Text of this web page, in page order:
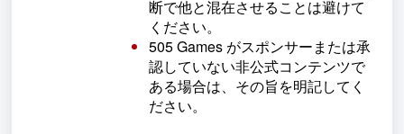
断で他と混在させることは避けて
ください。
505 Games がスポンサーまたは承
認していない非公式コンテンツで
ある場合は、その旨を明記してく
ださい。